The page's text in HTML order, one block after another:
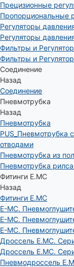
Прецизионные
Пропорциональные
Регуляторы
Регуляторы
Фильтры и
Фильтры и
Соединение
Назад
Соединение
Пневмотрубка
Назад
Пневмотрубка
PUS_Пневмотрубка
отводами
Пневмотрубка из
Пневмотрубка
Фитинги E.MC
Назад
Фитинги E.MC
E-MC.
E-MC.
E-MC.
Дроссель E.MC.
Дроссель E.MC.
Пневмодроссель